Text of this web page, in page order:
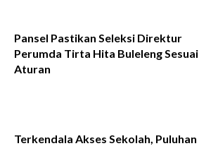
Pansel Pastikan Seleksi Direktur
Perumda Tirta Hita Buleleng Sesuai
Aturan
Terkendala Akses Sekolah, Puluhan